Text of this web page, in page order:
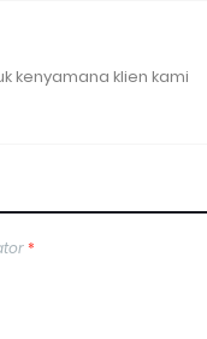
kenyamana klien kami
*